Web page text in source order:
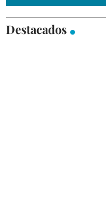
Destacados